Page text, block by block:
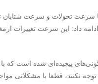
با سرعت تحولات و سرعت
داد: این سرعت تغییرات
پیچیده‌ای شده است که
نکنند، قطعا با مشکلاتی